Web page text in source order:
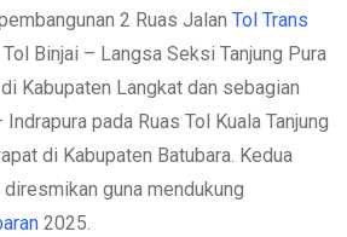
2 Ruas Jalan Tol Trans
Binjai – Langsa Seksi Tanjung Pura
Kabupaten Langkat dan sebagian
pada Ruas Tol Kuala Tanjung
di Kabupaten Batubara. Kedua
guna mendukung
2025.